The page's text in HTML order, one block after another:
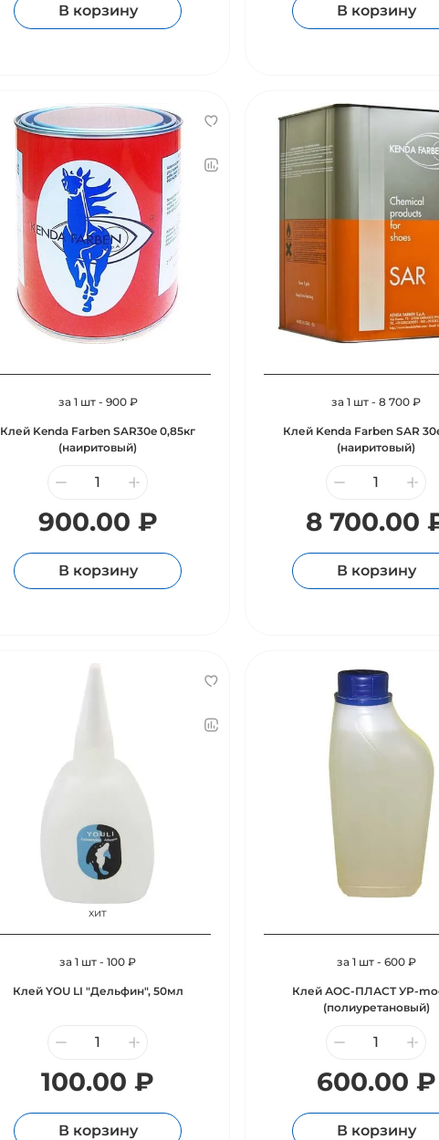
В корзину В корзину
за 1 шт - 900 ₽
Клей Kenda Farben SAR30e 0,85кг
(наиритовый)
900.00 ₽
В корзину
за 1 шт - 8 700 ₽
Клей Kenda Farben SAR
(наиритовый)
8 700.00
В корзину
хит
за 1 шт - 100 ₽
Клей YOU LI "Дельфин", 50мл
100.00 ₽
В корзину
за 1 шт - 600 ₽
Клей АОС-ПЛАСТ УР-
(полиуретановый)
600.00 ₽
В корзину